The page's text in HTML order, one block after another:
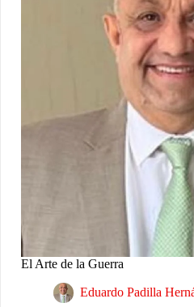
El Arte de la Guerra
Eduardo Padilla